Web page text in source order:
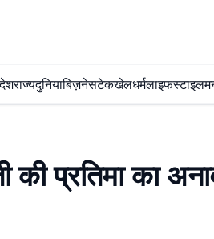
देशराज्यदुनियाबिज़नेसटेकखेलधर्मलाइफस्टाइल
की प्रतिमा का